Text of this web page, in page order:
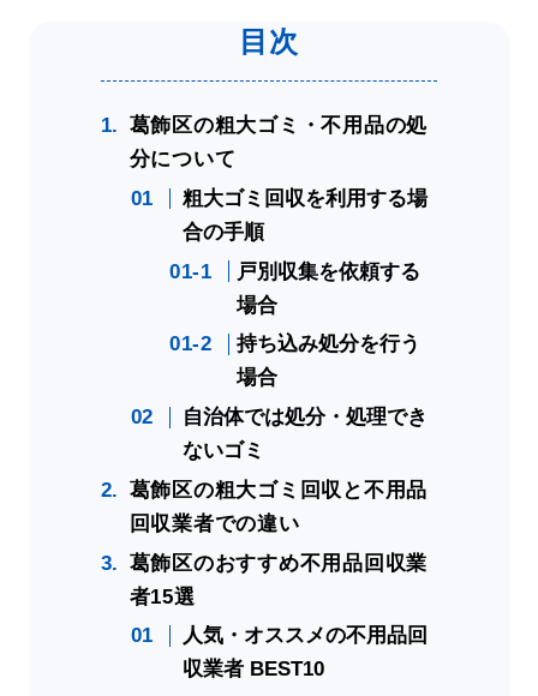
葛飾区の粗大ゴミ・不用品の処
分について
粗大ゴミ回収を利用する場
合の手順
戸別収集を依頼する
場合
持ち込み処分を行う
場合
自治体では処分・処理でき
ないゴミ
葛飾区の粗大ゴミ回収と不用品
回収業者での違い
葛飾区のおすすめ不用品回収業
者15選
人気・オススメの不用品回
収業者 BEST10